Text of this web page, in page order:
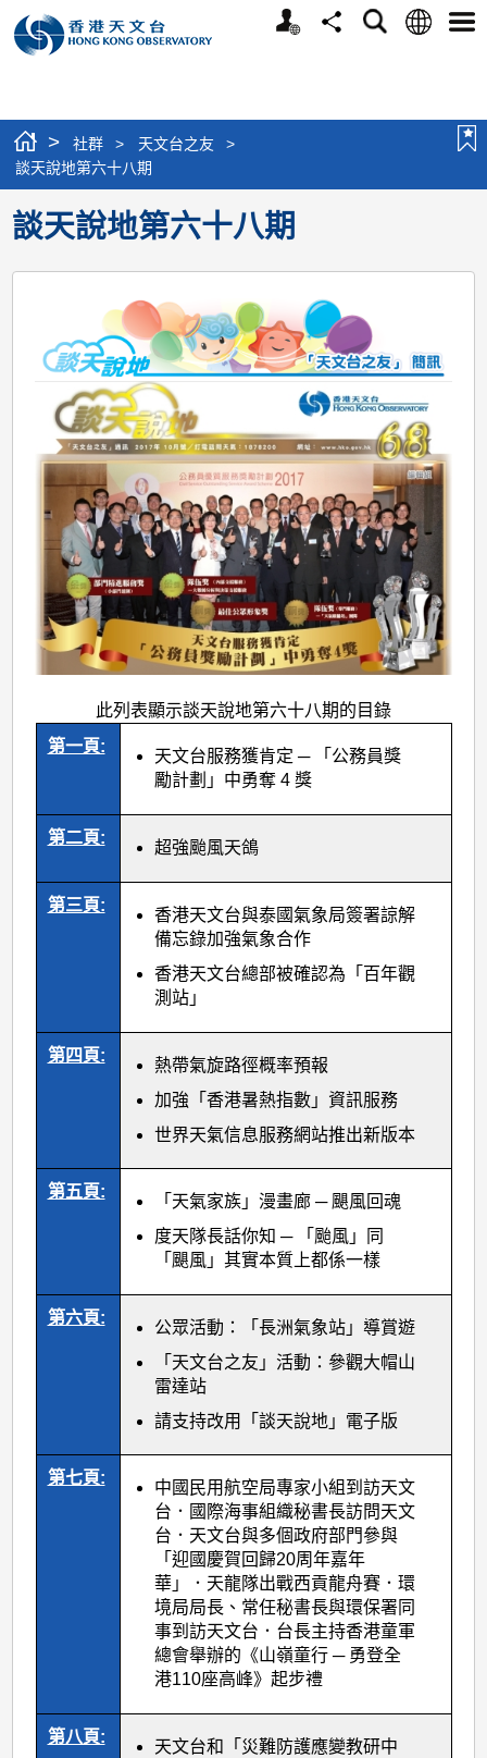
個
分
搜
語
選
> 社群 > 天文台之友
>
談天說地第六十八期
談天說地第六十八期
此列表顯示談天說地第六十八期的目錄
第一頁:
天文台服務獲肯定 ─ 「公務員獎
勵計劃」中勇奪 4 獎
第二頁:
超強颱風天鴿
第三頁:
香港天文台與泰國氣象局簽署諒解
備忘錄加強氣象合作
香港天文台總部被確認為「百年觀
測站」
第四頁:
熱帶氣旋路徑概率預報
加強「香港暑熱指數」資訊服務
世界天氣信息服務網站推出新版本
第五頁:
「天氣家族」漫畫廊 ─ 颶風回魂
度天隊長話你知 ─ 「颱風」同
「颶風」其實本質上都係一樣
第六頁:
公眾活動：「長洲氣象站」導賞遊
「天文台之友」活動：參觀大帽山
雷達站
請支持改用「談天說地」電子版
第七頁:
中國民用航空局專家小組到訪天文
台．國際海事組織秘書長訪問天文
台．天文台與多個政府部門參與
「迎國慶賀回歸20周年嘉年
華」．天龍隊出戰西貢龍舟賽．環
境局局長、常任秘書長與環保署同
事到訪天文台．台長主持香港童軍
總會舉辦的《山嶺童行 ─ 勇登全
港110座高峰》起步禮
第八頁:
天文台和「災難防護應變教研中